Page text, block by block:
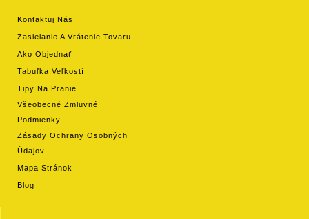
Kontaktuj Nás
Zasielanie A Vrátenie Tovaru
Ako Objednať
Tabuľka Veľkostí
Tipy Na Pranie
Všeobecné Zmluvné
Podmienky
Zásady Ochrany Osobných
Údajov
Mapa Stránok
Blog